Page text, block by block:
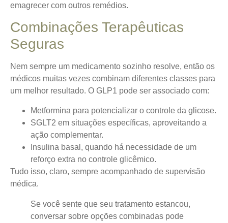
emagrecer com outros remédios.
Combinações Terapêuticas
Seguras
Nem sempre um medicamento sozinho resolve, então os
médicos muitas vezes combinam diferentes classes para
um melhor resultado. O GLP1 pode ser associado com:
Metformina para potencializar o controle da glicose.
SGLT2 em situações específicas, aproveitando a
ação complementar.
Insulina basal, quando há necessidade de um
reforço extra no controle glicêmico.
Tudo isso, claro, sempre acompanhado de supervisão
médica.
Se você sente que seu tratamento estancou,
conversar sobre opções combinadas pode